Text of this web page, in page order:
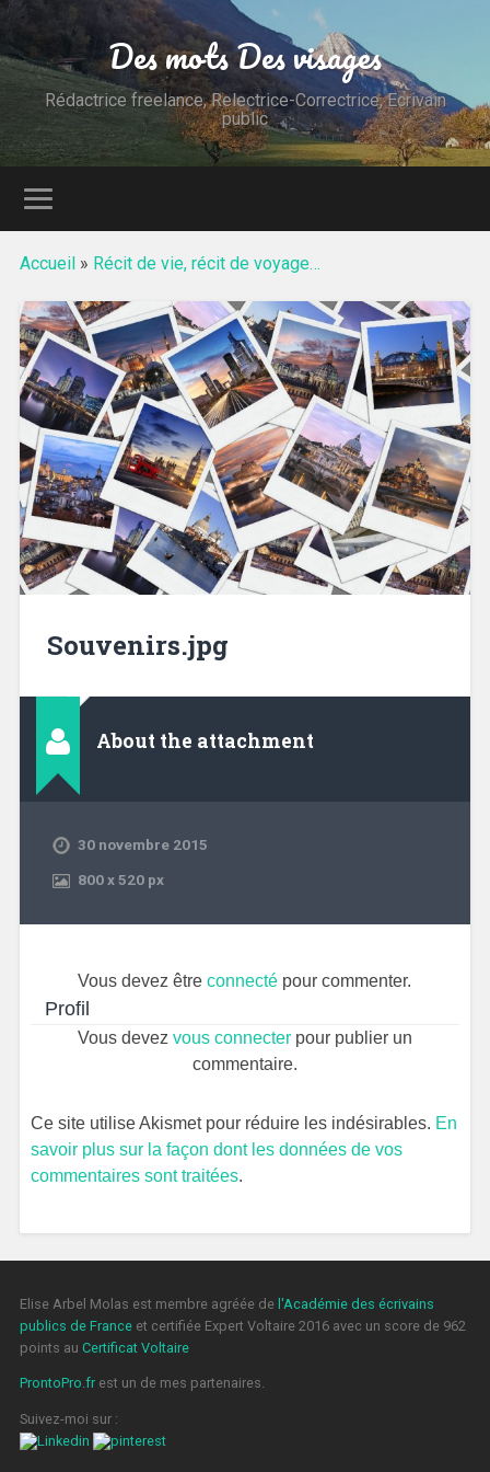
Des mots Des visages
Rédactrice freelance, Relectrice-Correctrice, Ecrivain
public
Accueil» Récit de vie, récit de voyage…
Souvenirs.jpg
About the attachment
30 novembre 2015
800x520 px
Vous devez êtreconnecté pour commenter.
Profil
Vous devez vous connecterpour publier un
commentaire.
Ce site utilise Akismet pour réduire les indésirables. En
savoir plus sur la façon dont les données de vos
commentaires sont traitées.
Elise Arbel Molas est membre agréée de l'Académie des écrivains
publics de France et certifiée Expert Voltaire 2016 avec un score de 962
points au Certificat Voltaire
ProntoPro.fr est un de mes partenaires.
Suivez-moi sur :